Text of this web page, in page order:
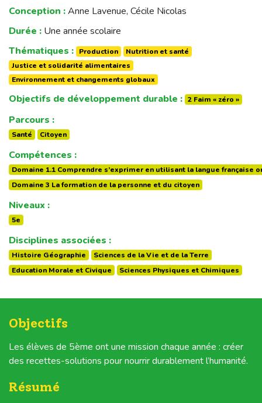
Conception :Anne Lavenue, Cécile Nicolas
Durée : Une année scolaire
Thématiques :
Production
Nutrition et santé
Justice et solidarité alimentaires
Environnement et changements globaux
Objectifs de développement durable : 2 Faim « zéro »
Parcours :
Santé Citoyen
Compétences :
Domaine 1.1 Comprendre s’exprimer en utilisant la langue française
Domaine 3 La formation de la personne et du citoyen
Niveaux :
5e
Disciplines associées :
Histoire Géographie
Sciences de la Vie et de la Terre
Education Morale et Civique
Sciences Physiques et Chimiques
Objectifs
Les élèves de 5ème ont une mission chaque année : créer
des recettes-solutions pour nourrir durablement l’humanité.
Résumé